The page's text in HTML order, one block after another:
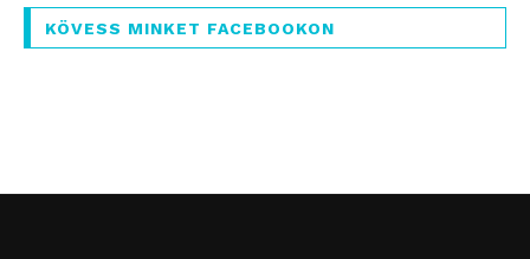
KÖVESS MINKET FACEBOOKON